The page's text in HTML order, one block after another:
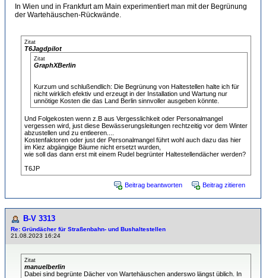
In Wien und in Frankfurt am Main experimentiert man mit der Begrünung
der Wartehäuschen-Rückwände.
Zitat
T6Jagdpilot
Zitat
GraphXBerlin
Kurzum und schlußendlich: Die Begrünung von Haltestellen halte ich für
nicht wirklich efektiv und erzeugt in der Installation und Wartung nur
unnötige Kosten die das Land Berlin sinnvoller ausgeben könnte.
Und Folgekosten wenn z.B aus Vergesslichkeit oder Personalmangel
vergessen wird, just diese Bewässerungsleitungen rechtzeitig vor dem Winter
abzustellen und zu entleeren....
Kostenfaktoren oder just der Personalmangel führt wohl auch dazu das hier
im Kiez abgängige Bäume nicht ersetzt wurden,
wie soll das dann erst mit einem Rudel begrünter Haltestellendächer werden?
T6JP
Beitrag beantworten Beitrag zitieren
B-V 3313
Re: Gründächer für Straßenbahn- und Bushaltestellen
21.08.2023 16:24
Zitat
manuelberlin
Dabei sind begrünte Dächer von Wartehäuschen anderswo längst üblich. In